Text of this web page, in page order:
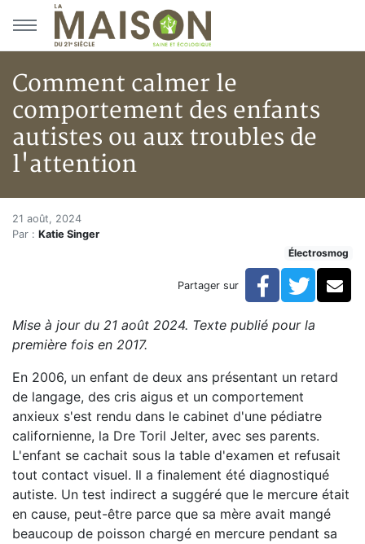
Aller au menu principal
Aller au contenu principal
Comment calmer le
comportement des enfants
autistes ou aux troubles de
l'attention
Accueil
Articles
Comment calmer le comportement des enfants
Comment calmer le
21 août, 2024
Par : Katie Singer
Électrosmog
Partager sur Facebook
Mise à jour du 21 août 2024. Texte publié pour la
première fois en 2017.
En 2006, un enfant de deux ans présentant un retard
de langage, des cris aigus et un comportement
anxieux s'est rendu dans le cabinet d'une pédiatre
californienne, la Dre Toril Jelter, avec ses parents.
L'enfant se cachait sous la table d'examen et refusait
tout contact visuel. Il a finalement été diagnostiqué
autiste. Un test indirect a suggéré que le mercure était
en cause, peut-être parce que sa mère avait mangé
beaucoup de poisson chargé en mercure pendant sa